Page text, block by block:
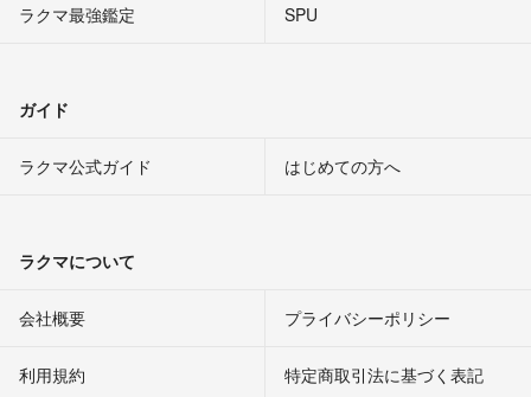
ラクマ最強鑑定
SPU
ガイド
ラクマ公式ガイド はじめての方へ
ラクマについて
会社概要 プライバシーポリシー
利用規約 特定商取引法に基づく表記